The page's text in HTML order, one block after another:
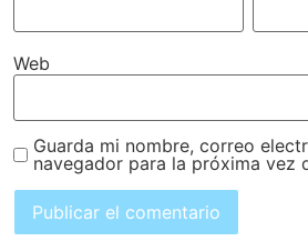
Web
Guarda mi nombre, correo
navegador para la próxima vez